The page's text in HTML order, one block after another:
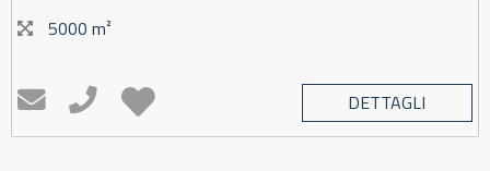
5000 m²
DETTAGLI